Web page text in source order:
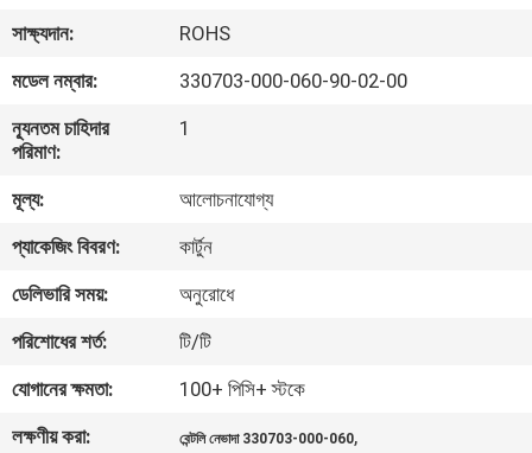
কারখানা
ভ্রমণ
নিয়ন্ত্রণ
আমাদের
সাথে
যোগাযোগ
করুন
সাক্ষ্যদান:
ROHS
মডেল নম্বার:
330703-000-060-90-02-00
ন্যূনতম চাহিদার
পরিমাণ:
1
মূল্য:
আলোচনাযোগ্য
প্যাকেজিং বিবরণ:
কার্টুন
ডেলিভারি সময়:
অনুরোধে
পরিশোধের শর্ত:
টি/টি
যোগানের ক্ষমতা:
100+ পিসি+ স্টকে
লক্ষণীয় করা:
বেন্টলি নেভাদা 330703-000-060,